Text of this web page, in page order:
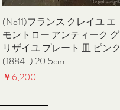
クイックビュー
(No11)フランス クレイユ エ
モントロー アンティーク グ
リザイユ プレート 皿 ピンク
(1884-) 20.5cm
価格
￥6,200